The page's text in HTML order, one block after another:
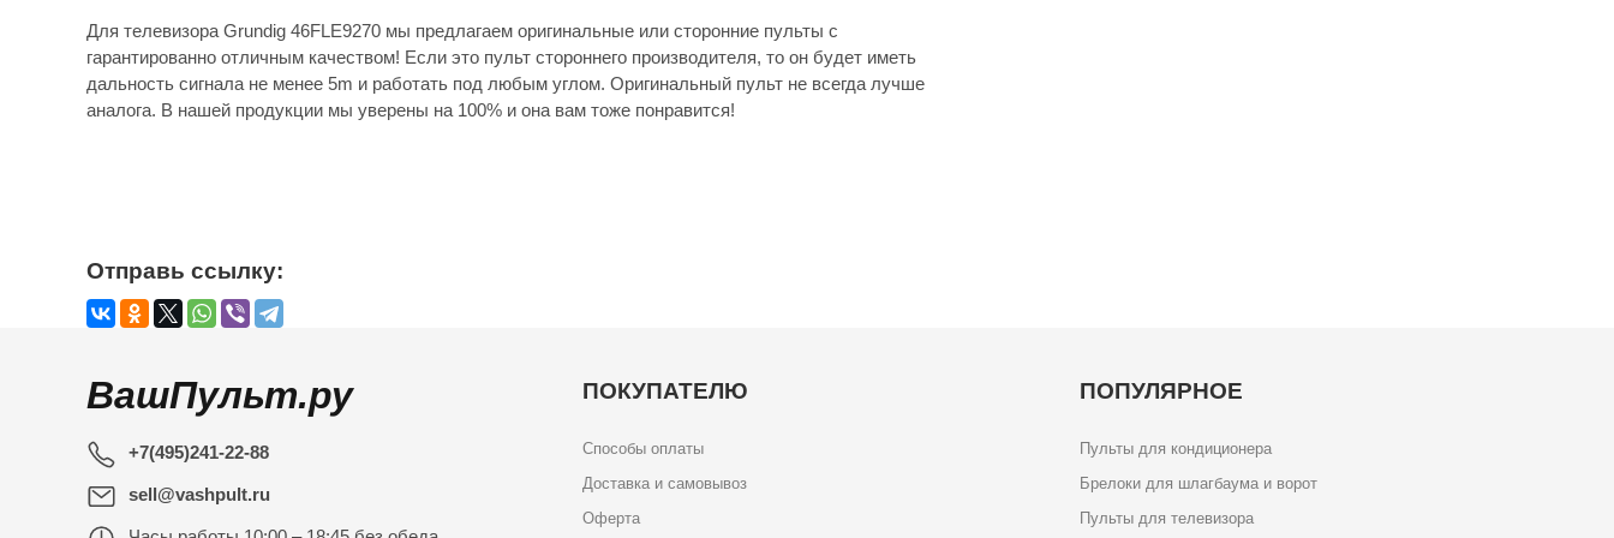
Для телевизора Grundig 46FLE9270 мы предлагаем оригинальные или сторонние пульты с
гарантированно отличным качеством! Если это пульт стороннего производителя, то он будет иметь
дальность сигнала не менее 5m и работать под любым углом. Оригинальный пульт не всегда лучше
аналога. В нашей продукции мы уверены на 100% и она вам тоже понравится!
Отправь ссылку:
ВашПульт.ру
+7(495)241-22-88
sell@vashpult.ru
ПОКУПАТЕЛЮ
Способы оплаты
Доставка и самовывоз
Оферта
ПОПУЛЯРНОЕ
Пульты для кондиционера
Брелоки для шлагбаума и ворот
Пульты для телевизора